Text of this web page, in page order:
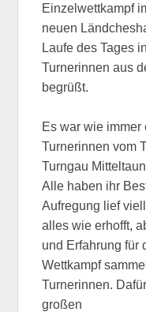
Einzelwettkampf
neuen
Laufe des Tages
Turnerinnen aus
begrüßt.
Es war wie immer
Turnerinnen vom
Turngau
Alle haben ihr
Aufregung lief
alles wie erhofft,
und Erfahrung für
Wettkampf
Turnerinnen.
großen